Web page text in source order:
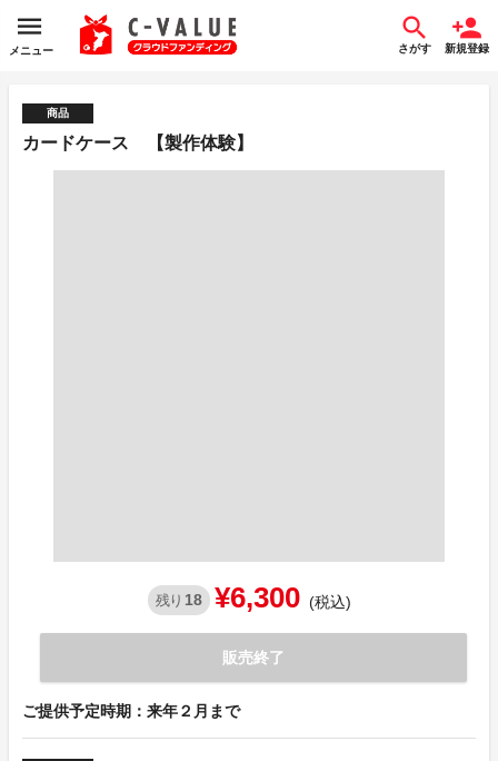
メニュー さがす 新規登録
商品
カードケース 【製作体験】
残り 18 ¥6,300 (税込)
販売終了
ご提供予定時期：来年２月まで